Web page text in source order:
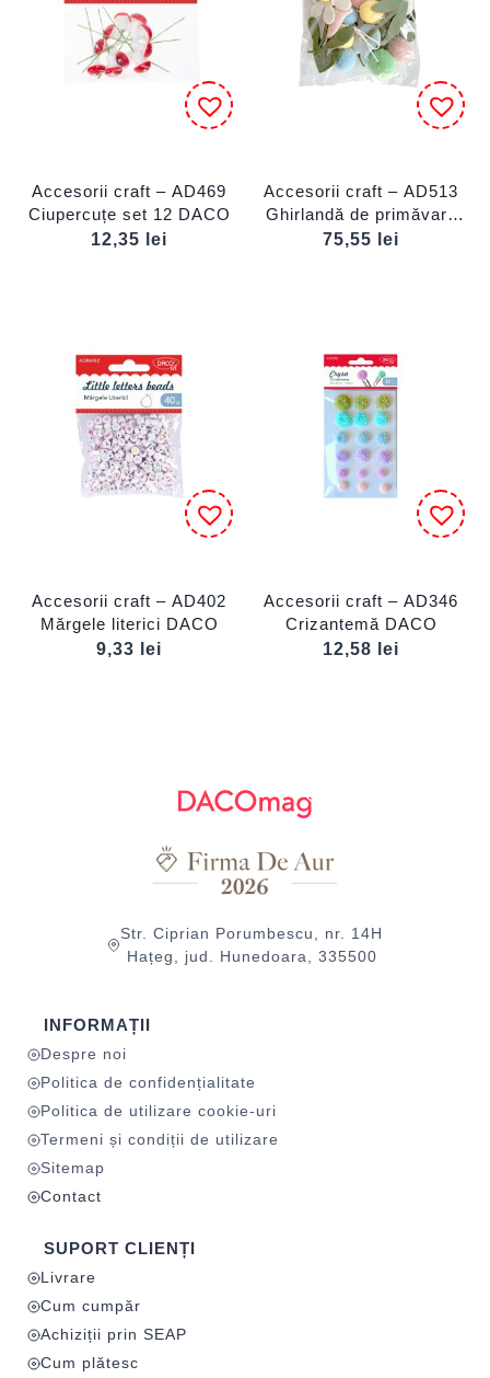
Accesorii craft – AD469
Ciupercuțe set 12 DACO
12,35
lei
Accesorii craft – AD513
Ghirlandă de primăvară
DACO
75,55 lei
Accesorii craft – AD402
Mărgele literici DACO
9,33
lei
Accesorii craft – AD346
Crizantemă DACO
12,58
lei
Str. Ciprian Porumbescu, nr. 14H
Hațeg, jud. Hunedoara, 335500
INFORMAȚII
Despre noi
Politica de confidențialitate
Politica de utilizare cookie-uri
Termeni și condiții de utilizare
Sitemap
Contact
SUPORT CLIENȚI
Livrare
Cum cumpăr
Achiziții prin SEAP
Cum plătesc